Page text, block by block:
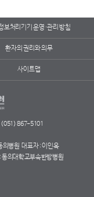
보처리기기 운영·관리 방침
환자의 권리와 의무
사이트맵
(051) 867-5101
의병원 대표자 : 이인옥
의대학교부속한방병원